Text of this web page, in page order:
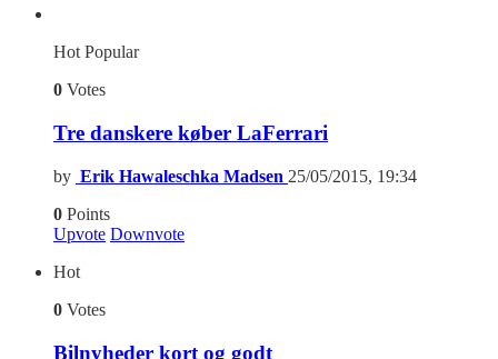
HotPopular
0 Votes
Tre danskere køber LaFerrari
by Erik Hawaleschka Madsen 25/05/2015, 19:34
0 Points
Upvote Downvote
Hot
0 Votes
Bilnyheder kort og godt